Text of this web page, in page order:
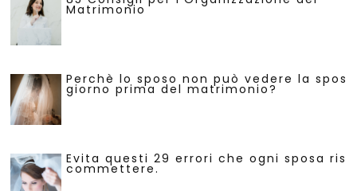
Matrimonio
Perchè lo sposo non può vedere la
giorno prima del matrimonio?
Evita questi 29 errori che ogni sposa
commettere.